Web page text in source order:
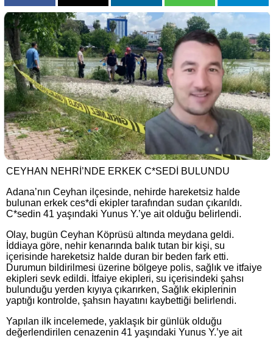
CEYHAN NEHRİ’NDE ERKEK C*SEDİ BULUNDU
Adana’nın Ceyhan ilçesinde, nehirde hareketsiz halde
bulunan erkek ces*di ekipler tarafından sudan çıkarıldı.
C*sedin 41 yaşındaki Yunus Y.’ye ait olduğu belirlendi.
Olay, bugün Ceyhan Köprüsü altında meydana geldi.
İddiaya göre, nehir kenarında balık tutan bir kişi, su
içerisinde hareketsiz halde duran bir beden fark etti.
Durumun bildirilmesi üzerine bölgeye polis, sağlık ve itfaiye
ekipleri sevk edildi. İtfaiye ekipleri, su içerisindeki şahsı
bulunduğu yerden kıyıya çıkarırken, Sağlık ekiplerinin
yaptığı kontrolde, şahsın hayatını kaybettiği belirlendi.
Yapılan ilk incelemede, yaklaşık bir günlük olduğu
değerlendirilen cenazenin 41 yaşındaki Yunus Y.’ye ait